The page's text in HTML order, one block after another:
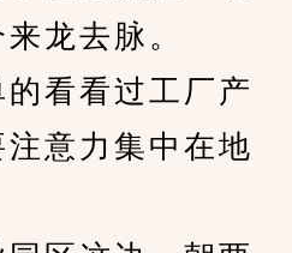
龙去脉。
看看过工厂产
意力集中在地